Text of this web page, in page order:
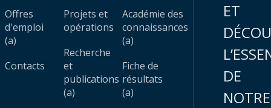
Offres
d'emploi
(a)
Contacts
Projets et
opérations
Recherche
et
publications
(a)
Académie des
connaissances
(a)
Fiche de
résultats
(a)
ET
DE
NOTRE